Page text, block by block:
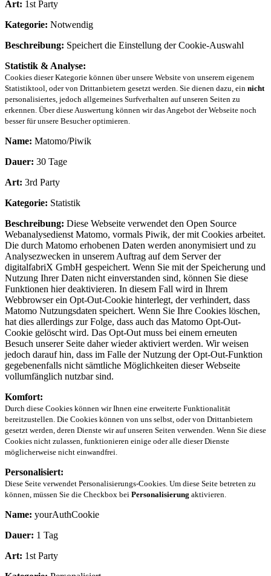
Art: 1st Party
Kategorie: Notwendig
Beschreibung: Speichert die Einstellung der Cookie-Auswahl
Statistik & Analyse:
Cookies dieser Kategorie können über unsere Website von unserem eigenem
Statistiktool, oder von Drittanbietern gesetzt werden. Sie dienen dazu, ein nicht
personalisiertes, jedoch allgemeines Surfverhalten auf unseren Seiten zu
erkennen. Über diese Auswertung können wir das Angebot der Webseite noch
besser für unsere Besucher optimieren.
Name: Matomo/Piwik
Dauer: 30 Tage
Art: 3rd Party
Kategorie: Statistik
Beschreibung: Diese Webseite verwendet den Open Source
Webanalysedienst Matomo, vormals Piwik, der mit Cookies arbeitet.
Die durch Matomo erhobenen Daten werden anonymisiert und zu
Analysezwecken in unserem Auftrag auf dem Server der
digitalfabriX GmbH gespeichert. Wenn Sie mit der Speicherung und
Nutzung Ihrer Daten nicht einverstanden sind, können Sie diese
Funktionen hier deaktivieren. In diesem Fall wird in Ihrem
Webbrowser ein Opt-Out-Cookie hinterlegt, der verhindert, dass
Matomo Nutzungsdaten speichert. Wenn Sie Ihre Cookies löschen,
hat dies allerdings zur Folge, dass auch das Matomo Opt-Out-
Cookie gelöscht wird. Das Opt-Out muss bei einem erneuten
Besuch unserer Seite daher wieder aktiviert werden. Wir weisen
jedoch darauf hin, dass im Falle der Nutzung der Opt-Out-Funktion
gegebenenfalls nicht sämtliche Möglichkeiten dieser Webseite
vollumfänglich nutzbar sind.
Komfort:
Durch diese Cookies können wir Ihnen eine erweiterte Funktionalität
bereitzustellen. Die Cookies können von uns selbst, oder von Drittanbietern
gesetzt werden, deren Dienste wir auf unseren Seiten verwenden. Wenn Sie diese
Cookies nicht zulassen, funktionieren einige oder alle dieser Dienste
möglicherweise nicht einwandfrei.
Personalisiert:
Diese Seite verwendet Personalisierungs-Cookies. Um diese Seite betreten zu
können, müssen Sie die Checkbox bei Personalisierung aktivieren.
Name: yourAuthCookie
Dauer: 1 Tag
Art: 1st Party